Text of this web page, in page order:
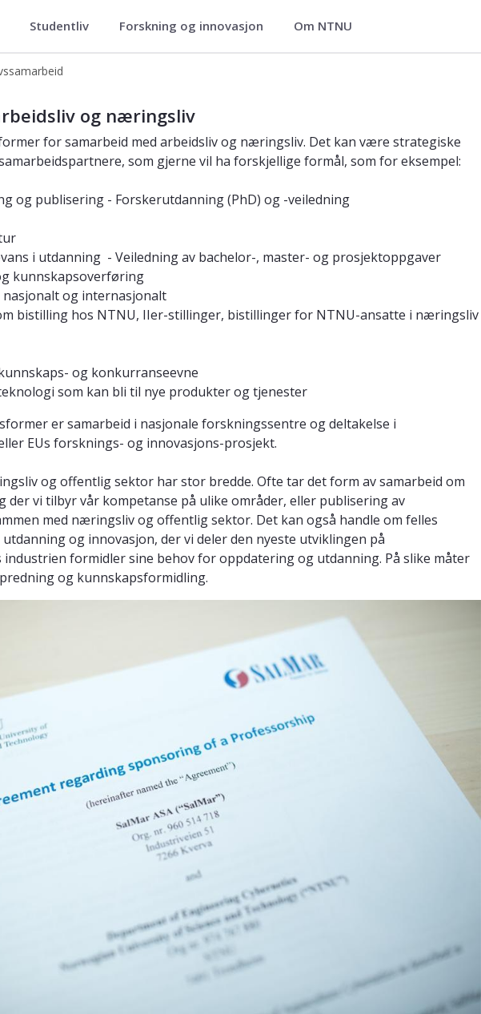
og elektroteknikk
Studentliv Forskning og innovasjon Om NTNU
og næringsliv
for samarbeid med arbeidsliv og næringsliv. Det kan være strategiske
som gjerne vil ha forskjellige formål, som for eksempel:
og publisering - Forskerutdanning (PhD) og -veiledning
i utdanning - Veiledning av bachelor-, master- og prosjektoppgaver
kunnskapsoverføring
nasjonalt og internasjonalt
bistilling hos NTNU, IIer-stillinger, bistillinger for NTNU-ansatte i næringsliv
og konkurranseevne
som kan bli til nye produkter og tjenester
er samarbeid i nasjonale forskningssentre og deltakelse i
EUs forsknings- og innovasjons-prosjekt.
og offentlig sektor har stor bredde. Ofte tar det form av samarbeid om
der vi tilbyr vår kompetanse på ulike områder, eller publisering av
med næringsliv og offentlig sektor. Det kan også handle om felles
og innovasjon, der vi deler den nyeste utviklingen på
formidler sine behov for oppdatering og utdanning. På slike måter
og kunnskapsformidling.